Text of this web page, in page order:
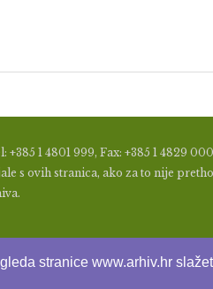
stranice www.arhiv.hr
1 4801 999, Fax: +385 1 4829
s ovih stranica, ako za to nije